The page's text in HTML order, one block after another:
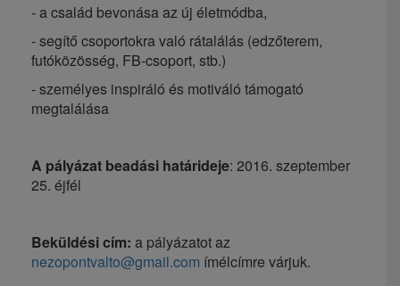
- a család bevonása az új életmódba,
- segítő csoportokra való rátalálás (edzőterem,
futóközösség, FB-csoport, stb.)
- személyes inspiráló és motiváló támogató
megtalálása
A pályázat beadási határideje: 2016. szeptember
25. éjfél
Beküldési cím: a pályázatot az
nezopontvalto@gmail.com ímélcímre várjuk.